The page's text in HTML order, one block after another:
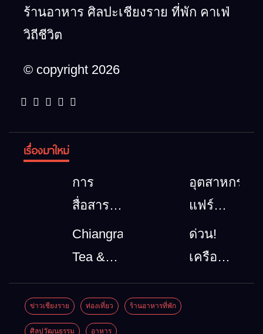
ร้านอาหาร ศิลปะเชียงราย ที่พัก คาเฟ่
วิถีชีวิต
© copyright 2026
เรื่องมาใหม่
การ
สื่อสาร
โทรคมนาคม
กรณีภัย
เชียงราย
เมื่อ
อุตสาหกรรม
แฟร์
ล้านนา
ตะวัน
Chiangrai
Tea &
Coffee
Festival
2026
ด่วน!
เครือ
ข่ายลุ่ม
ข่าวเชียงราย ท่องเที่ยว ร้านอาหารที่พัก
ศิลปวัฒนธรรม อาหาร